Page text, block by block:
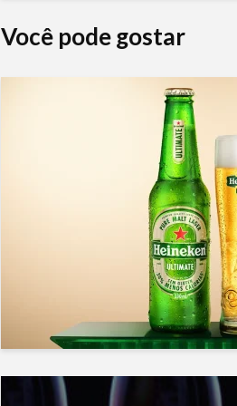
Você pode gostar